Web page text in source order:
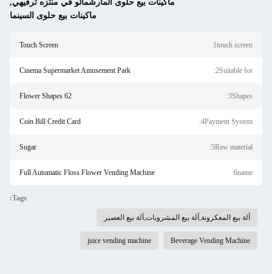
ماكينات بيع حلوى المارشمالو في منتزه ترفيهي,
ماكينات بيع حلوى السينما
1touch screen:
Touch Screen
2Suitable for:
Cinema Supermarket Amusement Park
3Shapes:
62 Flower Shapes
4Payment System:
Coin Bill Credit Card
5Raw material:
Sugar
6name:
Full Automatic Floss Flower Vending Machine
Tags:
آلة بيع المعكرونة,آلة بيع المشروبات,آلة بيع العصير
Beverage Vending Machine
juice vending machine